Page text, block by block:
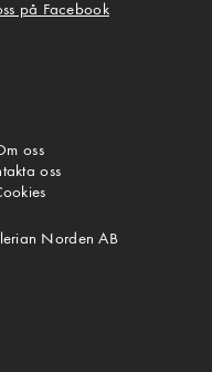
på Facebook
oss
oss
Norden AB